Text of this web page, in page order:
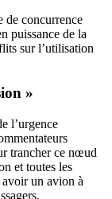
de concurrence
puissance de la
sur l’utilisation
»
l’urgence
trancher ce nœud
et toutes les
un avion à